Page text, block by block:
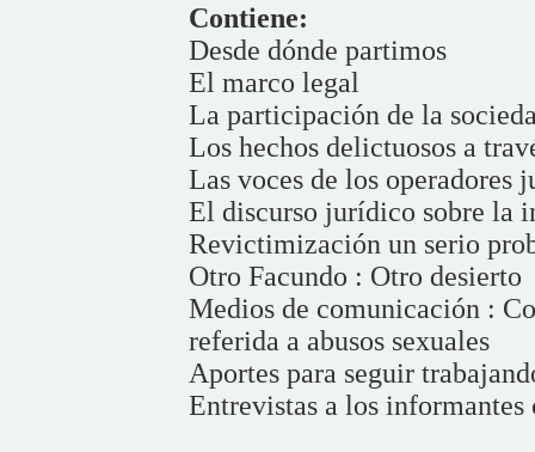
Contiene:
Desde dónde partimos
El marco legal
La participación de la
Los hechos delictuosos a
Las voces de los operadores
El discurso jurídico sobre la
Revictimización un serio
Otro Facundo : Otro desierto
Medios de comunicación :
referida a abusos sexuales
Aportes para seguir
Entrevistas a los informantes